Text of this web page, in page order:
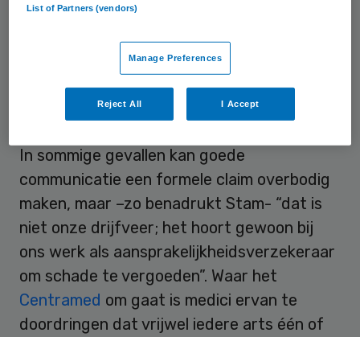
Stam. “Nu duurt het gemiddeld twee tot
drie jaar voordat een zaak als claim bij ons
terecht komt”, licht Stam toe.
Compassie
In sommige gevallen kan goede
communicatie een formele claim overbodig
maken, maar –zo benadrukt Stam- “dat is
niet onze drijfveer; het hoort gewoon bij
ons werk als aansprakelijkheidsverzekeraar
om schade te vergoeden”. Waar het
Centramed om gaat is medici ervan te
doordringen dat vrijwel iedere arts één of
List of Partners (vendors)
Manage Preferences
Reject All I Accept